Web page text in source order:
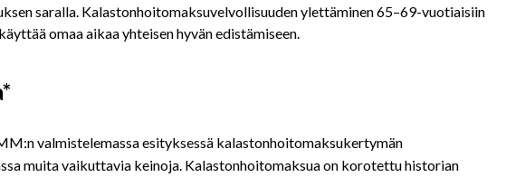
saralla. Kalastonhoitomaksuvelvollisuuden ylettäminen 65–69-vuotiaisiin
omaa aikaa yhteisen hyvän edistämiseen.
valmistelemassa esityksessä kalastonhoitomaksukertymän
muita vaikuttavia keinoja. Kalastonhoitomaksua on korotettu historian